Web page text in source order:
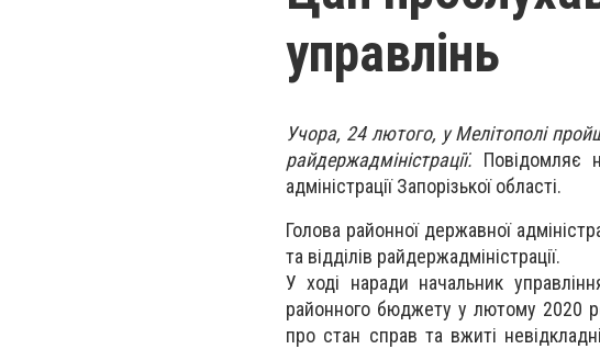
управлінь
Учора, 24 лютого, у Мелітополі
райдержадміністрації. Повідомляє
адміністрації Запорізької області.
Голова районної державної
та відділів райдержадміністрації.
У ході наради начальник
районного бюджету у лютому 2020
про стан справ та вжиті